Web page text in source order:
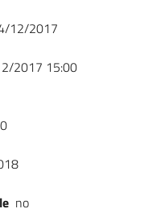
12/2017
2017 15:00
no